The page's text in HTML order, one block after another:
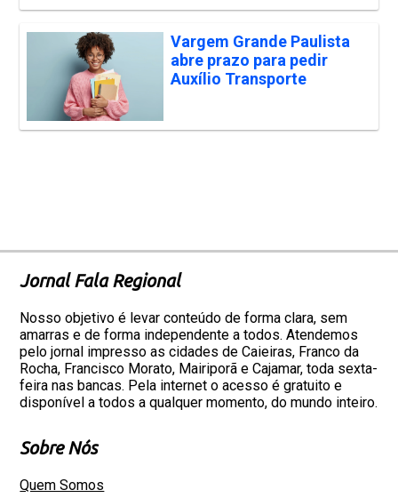
Vargem Grande Paulista
abre prazo para pedir
Auxílio Transporte
Jornal Fala Regional
Nosso objetivo é levar conteúdo de forma clara, sem
amarras e de forma independente a todos. Atendemos
pelo jornal impresso as cidades de Caieiras, Franco da
Rocha, Francisco Morato, Mairiporã e Cajamar, toda sexta-
feira nas bancas. Pela internet o acesso é gratuito e
disponível a todos a qualquer momento, do mundo inteiro.
Sobre Nós
Quem Somos